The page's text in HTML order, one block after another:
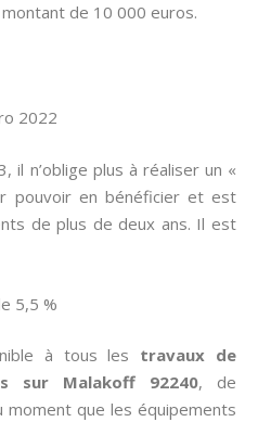
de 10 000 euros.
2022
il n’oblige plus à réaliser un «
pouvoir en bénéficier et est
de plus de deux ans. Il est
5,5 %
à tous les travaux de
sur Malakoff 92240, de
moment que les équipements